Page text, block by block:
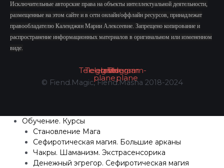
Исключительные авторские права на объекты интеллектуальной деятельности,
размещенные на этом сайте и в сети онлайн/оффлайн ресурсов, принадлежат
правообладателю Календжян Марии Алексеевне. Запрещено копирование и
распространение информационных материалов в оригинальном или измененном
виде.
Telegram
Telegram-
plane
Vk
Instagram
Telegram-
plane
© Fiend.Magic, Fiend.Masha 2018-2024
Обучение. Курсы
Становление Мага
Сефиротическая магия. Большие арканы
Чакры. Шаманизм. Экстрасенсорика
Денежный эгрегор. Сефиротическая магия